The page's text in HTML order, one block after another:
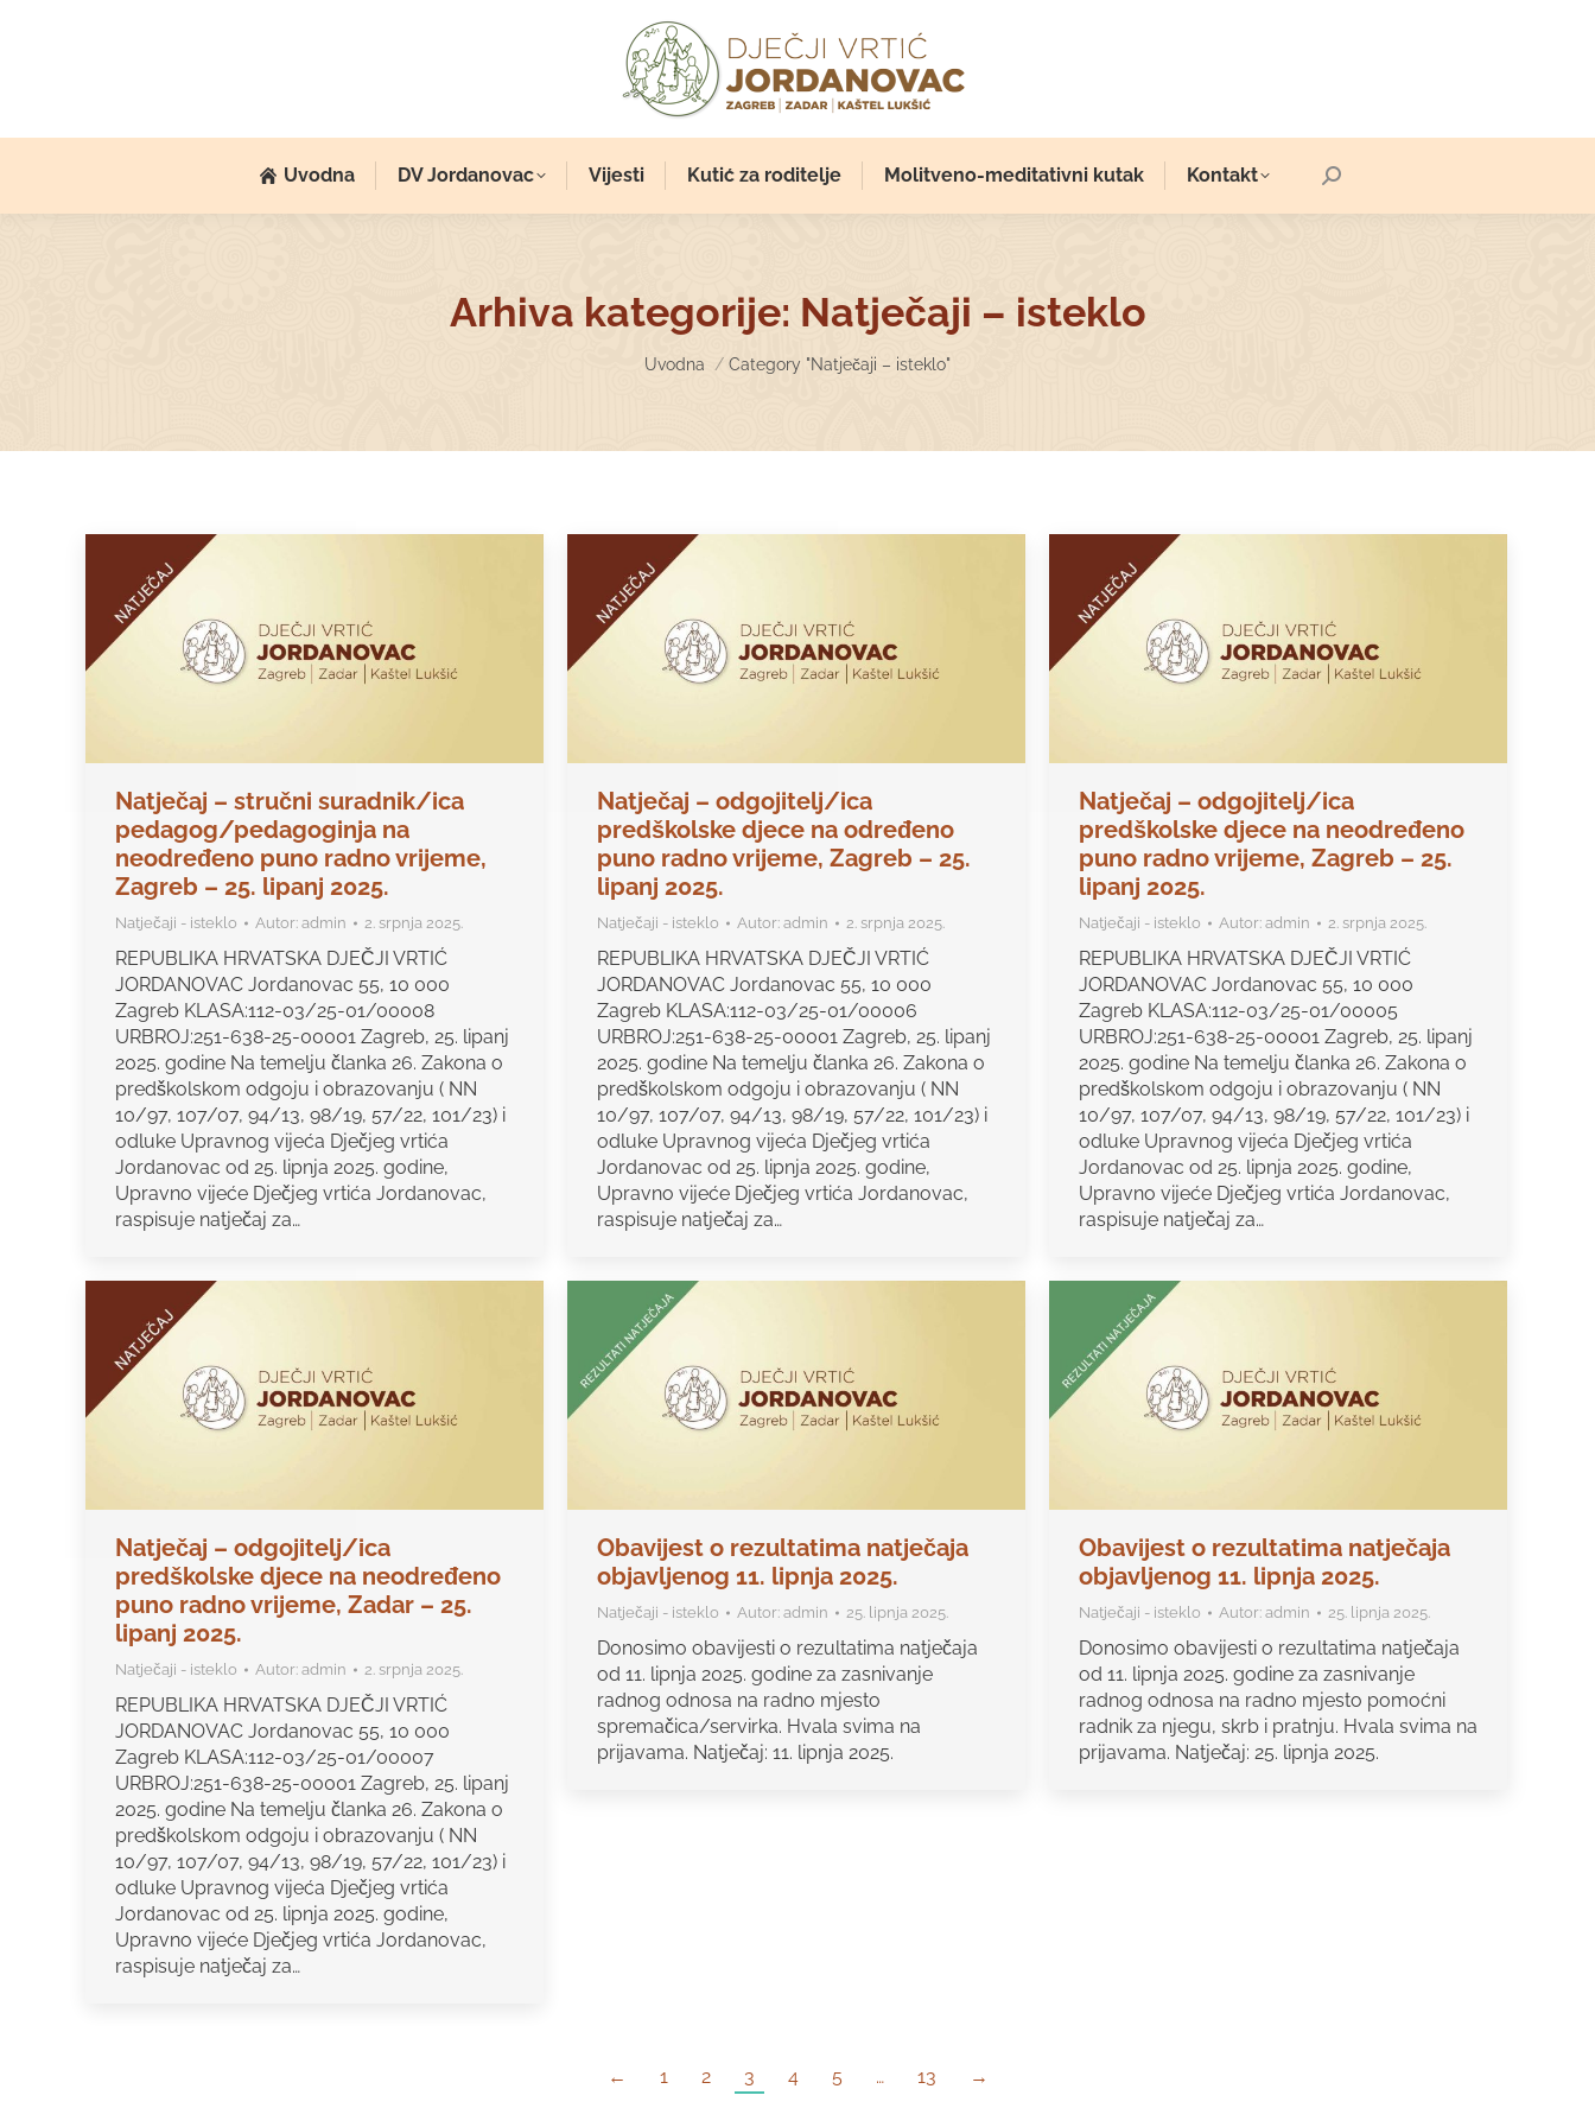
Uvodna DV Jordanovac Vijesti Kutić za roditelje Molitveno-meditativni kutak Kontakt Search:
Arhiva kategorije: Natječaji – isteklo
Uvodna Category "Natječaji – isteklo"
Natječaj – stručni suradnik/ica
pedagog/pedagoginja na
neodređeno puno radno vrijeme,
Zagreb – 25. lipanj 2025.
Natječaji - isteklo Autor: admin 2. srpnja 2025.
REPUBLIKA HRVATSKA DJEČJI VRTIĆ
JORDANOVAC Jordanovac 55, 10 000
Zagreb KLASA:112-03/25-01/00008
URBROJ:251-638-25-00001 Zagreb, 25. lipanj
2025. godine Na temelju članka 26. Zakona o
predškolskom odgoju i obrazovanju ( NN
10/97, 107/07, 94/13, 98/19, 57/22, 101/23) i
odluke Upravnog vijeća Dječjeg vrtića
Jordanovac od 25. lipnja 2025. godine,
Upravno vijeće Dječjeg vrtića Jordanovac,
raspisuje natječaj za…
Natječaj – odgojitelj/ica
predškolske djece na određeno
puno radno vrijeme, Zagreb – 25.
lipanj 2025.
Natječaji - isteklo Autor: admin 2. srpnja 2025.
REPUBLIKA HRVATSKA DJEČJI VRTIĆ
JORDANOVAC Jordanovac 55, 10 000
Zagreb KLASA:112-03/25-01/00006
URBROJ:251-638-25-00001 Zagreb, 25. lipanj
2025. godine Na temelju članka 26. Zakona o
predškolskom odgoju i obrazovanju ( NN
10/97, 107/07, 94/13, 98/19, 57/22, 101/23) i
odluke Upravnog vijeća Dječjeg vrtića
Jordanovac od 25. lipnja 2025. godine,
Upravno vijeće Dječjeg vrtića Jordanovac,
raspisuje natječaj za…
Natječaj – odgojitelj/ica
predškolske djece na neodređeno
puno radno vrijeme, Zagreb – 25.
lipanj 2025.
Natječaji - isteklo Autor: admin 2. srpnja 2025.
REPUBLIKA HRVATSKA DJEČJI VRTIĆ
JORDANOVAC Jordanovac 55, 10 000
Zagreb KLASA:112-03/25-01/00005
URBROJ:251-638-25-00001 Zagreb, 25. lipanj
2025. godine Na temelju članka 26. Zakona o
predškolskom odgoju i obrazovanju ( NN
10/97, 107/07, 94/13, 98/19, 57/22, 101/23) i
odluke Upravnog vijeća Dječjeg vrtića
Jordanovac od 25. lipnja 2025. godine,
Upravno vijeće Dječjeg vrtića Jordanovac,
raspisuje natječaj za…
Natječaj – odgojitelj/ica
predškolske djece na neodređeno
puno radno vrijeme, Zadar – 25.
lipanj 2025.
Natječaji - isteklo Autor: admin 2. srpnja 2025.
REPUBLIKA HRVATSKA DJEČJI VRTIĆ
JORDANOVAC Jordanovac 55, 10 000
Zagreb KLASA:112-03/25-01/00007
URBROJ:251-638-25-00001 Zagreb, 25. lipanj
2025. godine Na temelju članka 26. Zakona o
predškolskom odgoju i obrazovanju ( NN
10/97, 107/07, 94/13, 98/19, 57/22, 101/23) i
odluke Upravnog vijeća Dječjeg vrtića
Jordanovac od 25. lipnja 2025. godine,
Upravno vijeće Dječjeg vrtića Jordanovac,
raspisuje natječaj za…
Obavijest o rezultatima natječaja
objavljenog 11. lipnja 2025.
Natječaji - isteklo Autor: admin 25. lipnja 2025.
Donosimo obavijesti o rezultatima natječaja
od 11. lipnja 2025. godine za zasnivanje
radnog odnosa na radno mjesto
spremačica/servirka. Hvala svima na
prijavama. Natječaj: 11. lipnja 2025.
Obavijest o rezultatima natječaja
objavljenog 11. lipnja 2025.
Natječaji - isteklo Autor: admin 25. lipnja 2025.
Donosimo obavijesti o rezultatima natječaja
od 11. lipnja 2025. godine za zasnivanje
radnog odnosa na radno mjesto pomoćni
radnik za njegu, skrb i pratnju. Hvala svima na
prijavama. Natječaj: 25. lipnja 2025.
← 1 2 3 4 5 … 13 →